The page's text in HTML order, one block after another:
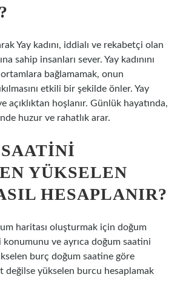
Yay kadını, iddialı ve rekabetçi olan
sahip insanları sever. Yay kadınını
bağlamamak, onun
etkili bir şekilde önler. Yay
açıklıktan hoşlanır. Günlük hayatında,
huzur ve rahatlık arar.
YÜKSELEN
HESAPLANIR?
haritası oluşturmak için doğum
ve ayrıca doğum saatini
burç doğum saatine göre
değilse yükselen burcu hesaplamak